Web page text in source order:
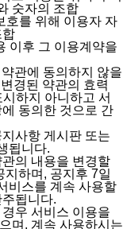
숫자의 조합
호를 위해 이용자 자
합
이후 그 이용계약을
관에 동의하지 않을
경된 약관의 효력
하지 아니하고 서
동의한 것으로 간
사항 게시판 또는
됩니다.
의 내용을 변경할
지하며, 공지후 7일
비스를 계속 사용할
됩니다.
우 서비스 이용을
며, 계속 사용하시는